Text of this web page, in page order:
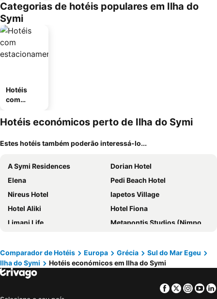
Categorias de hotéis populares em Ilha do
Symi
Hotéis
com
mento
Hotéis económicos perto de Ilha do Symi
Estes hotéis também poderão interessá-lo...
A Symi Residences
Dorian Hotel
Elena
Pedi Beach Hotel
Nireus Hotel
Iapetos Village
Hotel Aliki
Hotel Fiona
Limani Life
Metapontis Studios (Nimporio)
Comparador de Hotéis Europa Grécia
Sul do Mar Egeu
Ilha do Symi
Hotéis económicos em Ilha do Symi
Facebook
Twitter